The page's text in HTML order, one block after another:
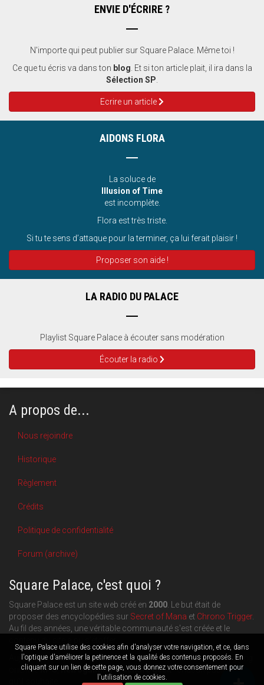
Square Palace utilise des cookies afin d'analyser votre navigation, et ce, dans
l'optique d'améliorer la petinence et la qualité des contenus proposés. En
cliquant sur un lien de cette page, vous donnez votre consentement pour
l'utilisation de cookies.
ENVIE D'ÉCRIRE ?
N'importe qui peut publier sur Square Palace. Même toi !
Ce que tu écris va dans ton blog. Et si ton article plait, il ira dans la
Sélection SP.
Ecrire un article
AIDONS FLORA
La soluce de
Illusion of Time
est incomplète.
Flora est très triste.
Si tu te sens d’attaque pour la terminer, ça lui ferait plaisir !
Proposer son aide !
LA RADIO DU PALACE
Playlist Square Palace à écouter sans modération
Écouter la radio
A propos de...
Nous rejoindre
Historique
Règlement
Crédits
Politique de confidentialité
Forum (archive)
Square Palace, c'est quoi ?
Square Palace est un site web créé en 2000. Le but était de
proposer des encyclopédies sur Secret of Mana et Chrono Trigger.
Au fil des années, une véritable communauté s'est créée et le
Aujourd'hui, Square Palace c'est aussi une plateforme de blogging
orientéeRPG, Retrogamingetculture geek: chacun publie ce